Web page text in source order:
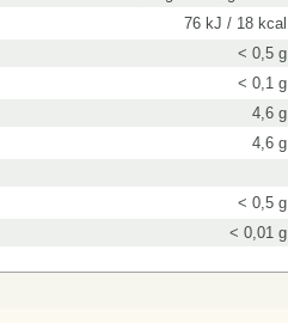
76 kJ / 18 kcal
< 0,5 g
< 0,1 g
4,6 g
4,6 g
< 0,5 g
< 0,01 g